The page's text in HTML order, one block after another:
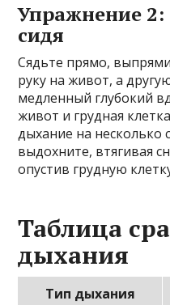
Упражнение
сидя
Сядьте прямо,
руку на живот, а
медленный глубокий
живот и грудная
дыхание на несколько
выдохните, втягивая
опустив грудную
Таблица
дыхания
Тип дыхания